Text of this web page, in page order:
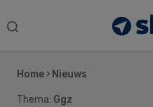
Search
Home › Nieuws
Thema: Ggz
Sidebar